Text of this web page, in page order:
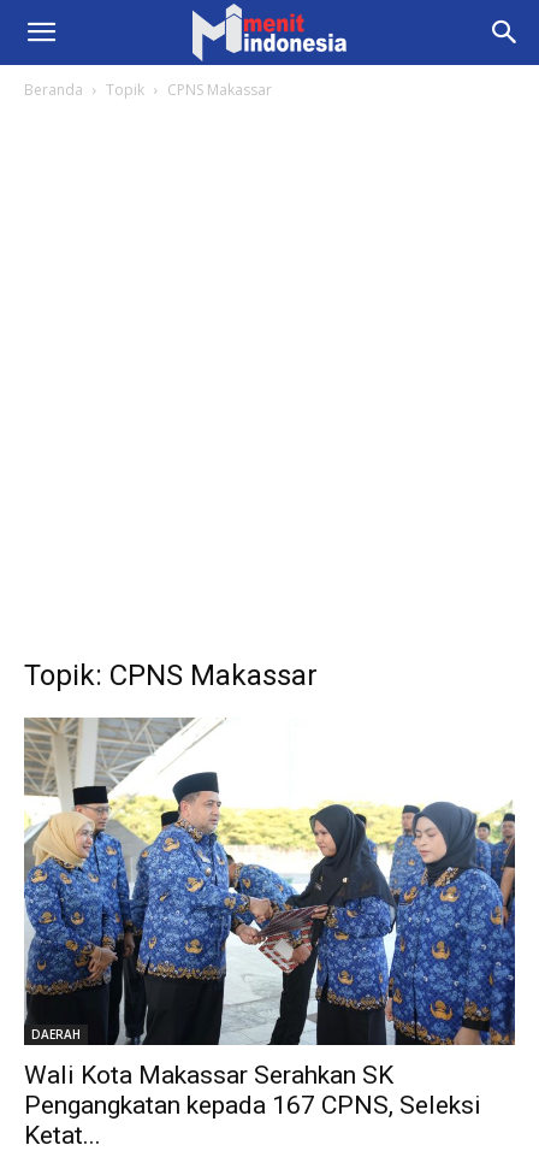
Beranda Topik CPNS Makassar
Topik: CPNS Makassar
DAERAH
Wali Kota Makassar Serahkan SK
Pengangkatan kepada 167 CPNS, Seleksi
Ketat...